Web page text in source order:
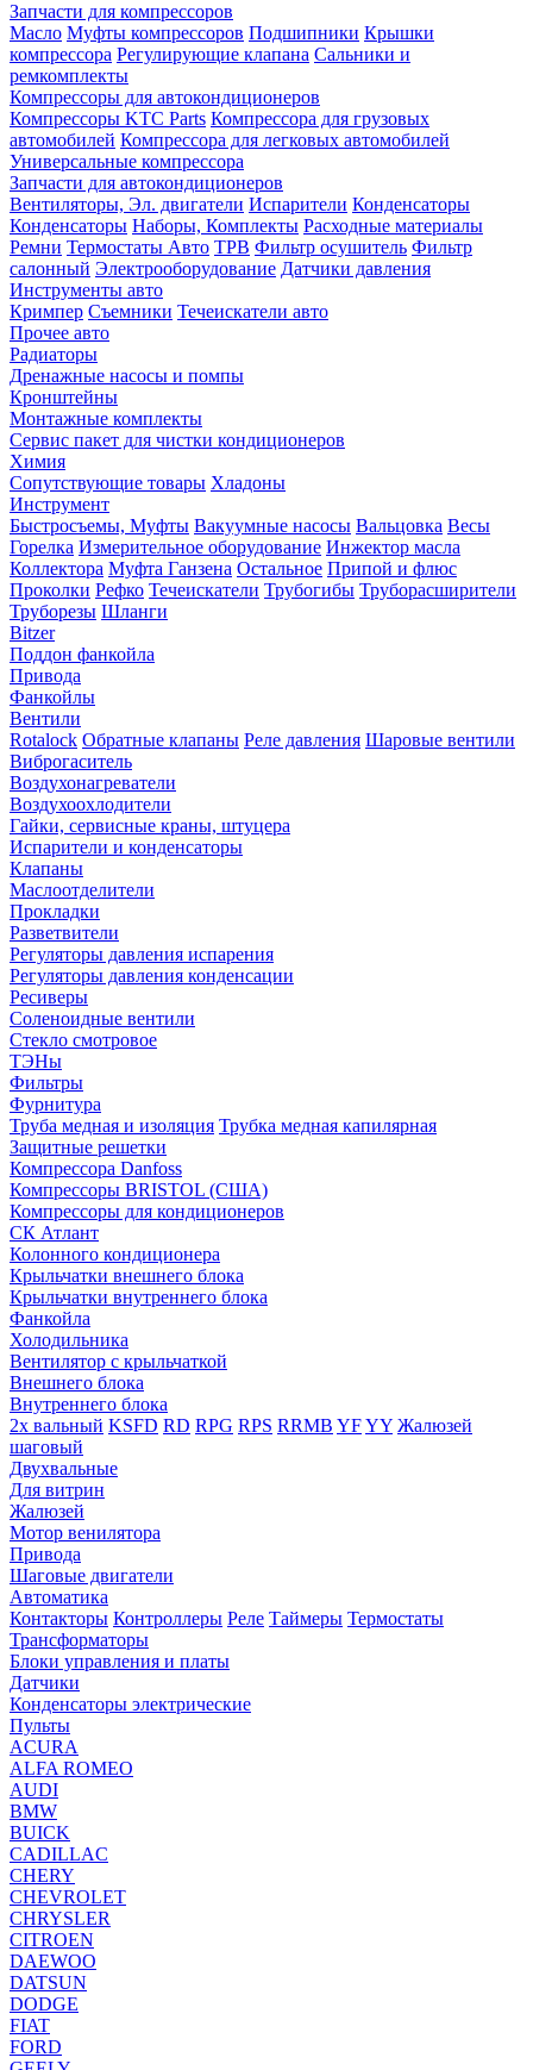
Запчасти для компрессоров
Масло Муфты компрессоров Подшипники Крышки
компрессора Регулирующие клапана Сальники и
ремкомплекты
Компрессоры для автокондиционеров
Компрессоры KTC Parts Компрессора для грузовых
автомобилей Компрессора для легковых автомобилей
Универсальные компрессора
Запчасти для автокондиционеров
Вентиляторы, Эл. двигатели Испарители Конденсаторы
Конденсаторы Наборы, Комплекты Расходные материалы
Ремни Термостаты Авто ТРВ Фильтр осушитель Фильтр
салонный Электрооборудование Датчики давления
Инструменты авто
Кримпер Съемники Течеискатели авто
Прочее авто
Радиаторы
Дренажные насосы и помпы
Кронштейны
Монтажные комплекты
Сервис пакет для чистки кондиционеров
Химия
Сопутствующие товары Хладоны
Инструмент
Быстросъемы, Муфты Вакуумные насосы Вальцовка Весы
Горелка Измерительное оборудование Инжектор масла
Коллектора Муфта Ганзена Остальное Припой и флюс
Проколки Рефко Течеискатели Трубогибы Труборасширители
Труборезы Шланги
Bitzer
Поддон фанкойла
Привода
Фанкойлы
Вентили
Rotalock Обратные клапаны Реле давления Шаровые вентили
Виброгаситель
Воздухонагреватели
Воздухоохлодители
Гайки, сервисные краны, штуцера
Испарители и конденсаторы
Клапаны
Маслоотделители
Прокладки
Разветвители
Регуляторы давления испарения
Регуляторы давления конденсации
Ресиверы
Соленоидные вентили
Стекло смотровое
ТЭНы
Фильтры
Фурнитура
Труба медная и изоляция Трубка медная капилярная
Защитные решетки
Компрессора Danfoss
Компрессоры BRISTOL (США)
Компрессоры для кондиционеров
СК Атлант
Колонного кондиционера
Крыльчатки внешнего блока
Крыльчатки внутреннего блока
Фанкойла
Холодильника
Вентилятор с крыльчаткой
Внешнего блока
Внутреннего блока
2х вальный KSFD RD RPG RPS RRMB YFYY Жалюзей
шаговый
Двухвальные
Для витрин
Жалюзей
Мотор венилятора
Привода
Шаговые двигатели
Автоматика
Контакторы Контроллеры Реле Таймеры Термостаты
Трансформаторы
Блоки управления и платы
Датчики
Конденсаторы электрические
Пульты
ACURA
ALFA ROMEO
AUDI
BMW
BUICK
CADILLAC
CHERY
CHEVROLET
CHRYSLER
CITROEN
DAEWOO
DATSUN
DODGE
FIAT
FORD